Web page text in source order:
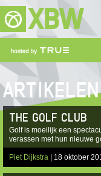
XBW
ARTIKELEN
THE GOLF CLUB
Golf is moeilijk een
verassen met hun nieuwe
Piet Dijkstra | 18 oktober